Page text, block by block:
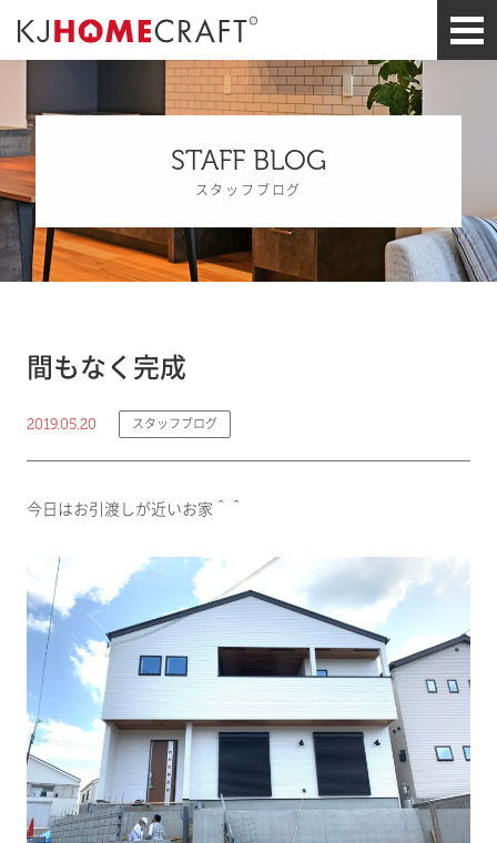
STAFF BLOG
スタッフブログ
間もなく完成
2019.05.20 スタッフブログ
今日はお引渡しが近いお家＾＾